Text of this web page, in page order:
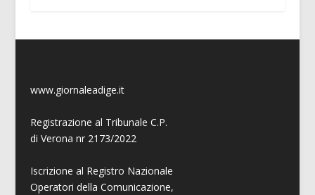
www.giornaleadige.it
Registrazione al Tribunale C.P.
di Verona nr 2173/2022
Iscrizione al Registro Nazionale
Operatori della Comunicazione,